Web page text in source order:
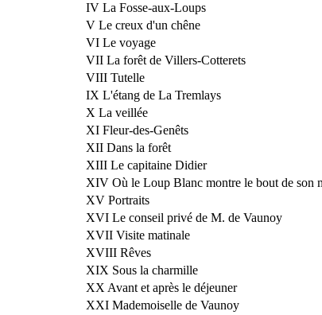
IV La Fosse-aux-Loups
V Le creux d'un chêne
VI Le voyage
VII La forêt de Villers-Cotterets
VIII Tutelle
IX L'étang de La Tremlays
X La veillée
XI Fleur-des-Genêts
XII Dans la forêt
XIII Le capitaine Didier
XIV Où le Loup Blanc montre le bout de son
XV Portraits
XVI Le conseil privé de M. de Vaunoy
XVII Visite matinale
XVIII Rêves
XIX Sous la charmille
XX Avant et après le déjeuner
XXI Mademoiselle de Vaunoy